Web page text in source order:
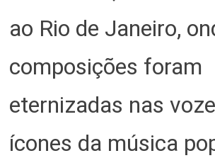
ao Rio de Janeiro,
composições foram
eternizadas nas
ícones da música